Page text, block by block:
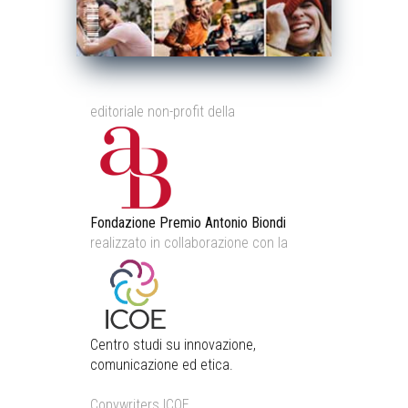
editoriale non-profit della
Fondazione Premio Antonio Biondi
realizzato in collaborazione con la
Centro studi su innovazione,
comunicazione ed etica.